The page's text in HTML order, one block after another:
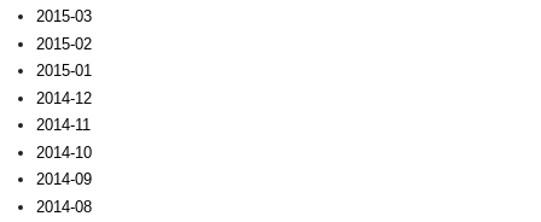
2015-03
2015-02
2015-01
2014-12
2014-11
2014-10
2014-09
2014-08